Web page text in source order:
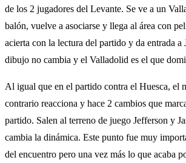
de los 2 jugadores del Levante. Se ve a un
balón, vuelve a asociarse y llega al área con
acierta con la lectura del partido y da entrada a
dibujo no cambia y el Valladolid es el que
Al igual que en el partido contra el Huesca, el
contrario reacciona y hace 2 cambios que
partido. Salen al terreno de juego Jefferson y
cambia la dinámica. Este punto fue muy
del encuentro pero una vez más lo que acaba